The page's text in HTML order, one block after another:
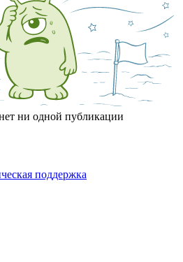
ни одной публикации
поддержка